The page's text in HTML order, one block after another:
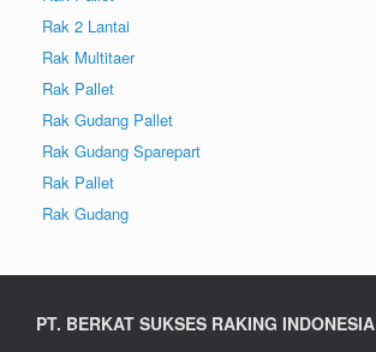
Rak 2 Lantai
Rak Multitaer
Rak Pallet
Rak Gudang Pallet
Rak Gudang Sparepart
Rak Pallet
Rak Gudang
PT. BERKAT SUKSES RAKING INDONESIA